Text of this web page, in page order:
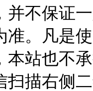
并不保证
准。凡是
本站也不
扫描右侧